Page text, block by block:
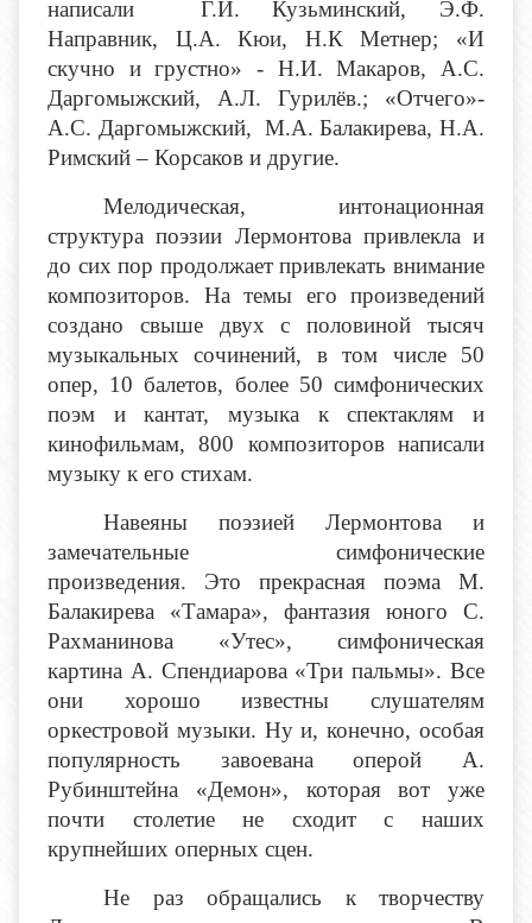
написали Г.И. Кузьминский, Э.Ф.
Направник, Ц.А. Кюи, Н.К Метнер; «И
скучно и грустно» - Н.И. Макаров, А.С.
Даргомыжский, А.Л. Гурилёв.; «Отчего»-
А.С. Даргомыжский, М.А. Балакирева, Н.А.
Римский – Корсаков и другие.
Мелодическая, интонационная
структура поэзии Лермонтова привлекла и
до сих пор продолжает привлекать внимание
композиторов. На темы его произведений
создано свыше двух с половиной тысяч
музыкальных сочинений, в том числе 50
опер, 10 балетов, более 50 симфонических
поэм и кантат, музыка к спектаклям и
кинофильмам, 800 композиторов написали
музыку к его стихам.
Навеяны поэзией Лермонтова и
замечательные симфонические
произведения. Это прекрасная поэма М.
Балакирева «Тамара», фантазия юного С.
Рахманинова «Утес», симфоническая
картина А. Спендиарова «Три пальмы». Все
они хорошо известны слушателям
оркестровой музыки. Ну и, конечно, особая
популярность завоевана оперой А.
Рубинштейна «Демон», которая вот уже
почти столетие не сходит с наших
крупнейших оперных сцен.
Не раз обращались к творчеству